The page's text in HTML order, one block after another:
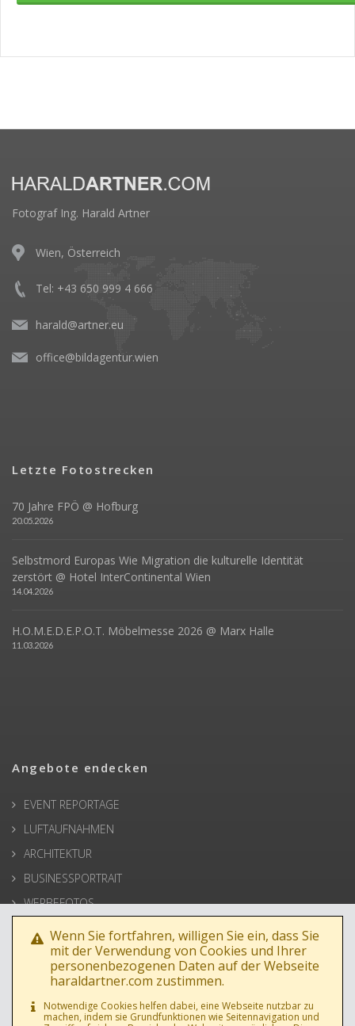
Fotograf Ing. Harald Artner
Wien, Österreich
Tel: +43 650 999 4 666
harald@artner.eu
office@bildagentur.wien
Letzte Fotostrecken
70 Jahre FPÖ @ Hofburg
20.05.2026
Selbstmord Europas Wie Migration die kulturelle Identität
zerstört @ Hotel InterContinental Wien
14.04.2026
H.O.M.E.D.E.P.O.T. Möbelmesse 2026 @ Marx Halle
11.03.2026
Angebote endecken
EVENT REPORTAGE
LUFTAUFNAHMEN
ARCHITEKTUR
BUSINESSPORTRAIT
WERBEFOTOS
HOCHZEIT
PRESSE
Wenn Sie fortfahren, willigen Sie ein, dass Sie
mit der Verwendung von Cookies und Ihrer
personenbezogenen Daten auf der Webseite
haraldartner.com zustimmen.
Notwendige Cookies helfen dabei, eine Webseite nutzbar zu
machen, indem sie Grundfunktionen wie Seitennavigation und